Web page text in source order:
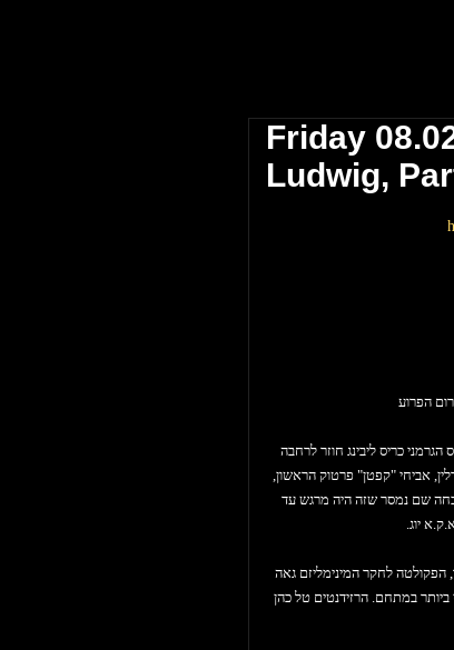
Friday
Ludwig,
כריס ליבינג חוזר לרחבה
אביחי "קפטן" פרטוק הראשון,
שם נמסר שזה היה מרגש עד
יוג.
הפקולטה לחקר המינימליזם גאה
ביותר במתחם. הרזידנטים טל כהן